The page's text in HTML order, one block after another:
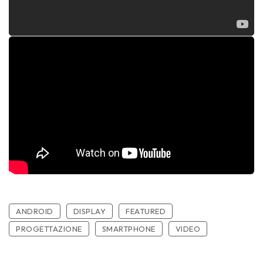
ANDROID DISPLAY
FEATURED
PROGETTAZIONE
SMARTPHONE VIDEO